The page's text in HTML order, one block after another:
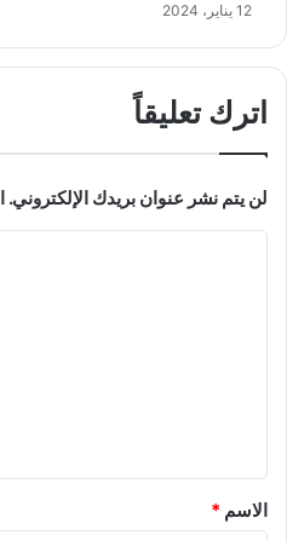
12 يناير، 2024
اترك تعليقاً
لن يتم نشر عنوان بريدك الإلكتروني.
*الاسم *